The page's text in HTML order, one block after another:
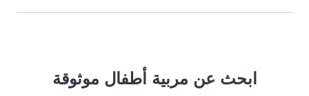
ابحث عن مربية أطفال موثوقة